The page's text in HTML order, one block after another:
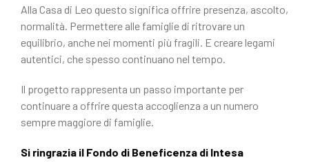
Alla Casa di Leo questo significa offrire presenza, ascolto,
normalità. Permettere alle famiglie di ritrovare un
equilibrio, anche nei momenti più fragili. E creare legami
autentici, che spesso continuano nel tempo.
Il progetto rappresenta un passo importante per
continuare a offrire questa accoglienza a un numero
sempre maggiore di famiglie.
Si ringrazia il Fondo di Beneficenza di Intesa